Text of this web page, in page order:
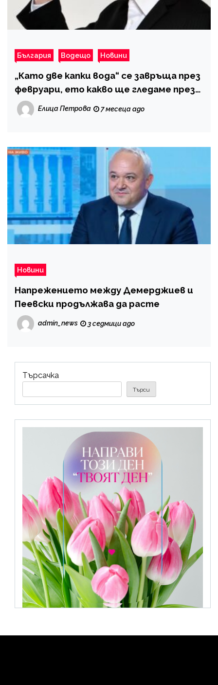
България Водещо Новини
„Като две капки вода“ се завръща през
февруари, ето какво ще гледаме през
пролетта
Елица Петрова 7 месеца ago
Новини
Напрежението между Демерджиев и
Пеевски продължава да расте
admin_news 3 седмици ago
Търсачка
Търси